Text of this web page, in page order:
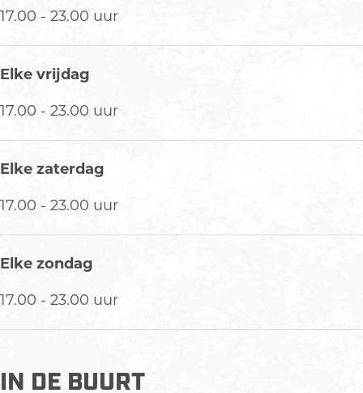
n
C
h
H
s
-
0
6
.
p
17.00 - 23.00 uur
Elke vrijdag
17.00 - 23.00 uur
Elke zaterdag
17.00 - 23.00 uur
Elke zondag
17.00 - 23.00 uur
IN DE BUURT